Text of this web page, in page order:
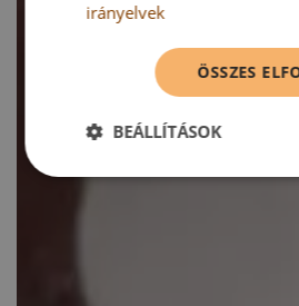
irányelvek
ÖSSZES
BEÁLLÍTÁSOK